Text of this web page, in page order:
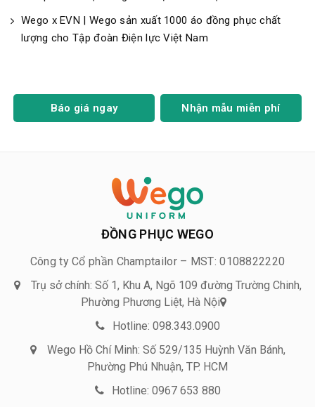
Wego x EVN | Wego sản xuất 1000 áo đồng phục chất
lượng cho Tập đoàn Điện lực Việt Nam
Báo giá ngay Nhận mẫu miễn phí
ĐỒNG PHỤC WEGO
Công ty Cổ phần Champtailor – MST: 0108822220
Trụ sở chính: Số 1, Khu A, Ngõ 109 đường Trường Chinh,
Phường Phương Liệt, Hà Nội
Hotline: 098.343.0900
Wego Hồ Chí Minh: Số 529/135 Huỳnh Văn Bánh,
Phường Phú Nhuận, TP. HCM
Hotline: 0967 653 880